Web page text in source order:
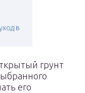
в
грунт
его